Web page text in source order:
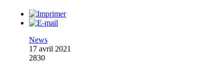
News
17 avril 2021
2830